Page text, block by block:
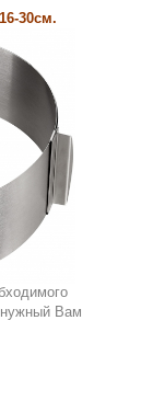
30см.
нужный Вам